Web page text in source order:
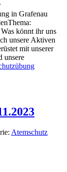
in Grafenau
könnt ihr uns
unsere Aktiven
mit unserer
unsere
Atemschutz